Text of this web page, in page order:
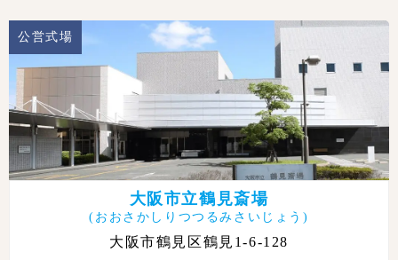
公営式場
大阪市立鶴見斎場
(おおさかしりつつるみさいじょう)
大阪市鶴見区鶴見1-6-128